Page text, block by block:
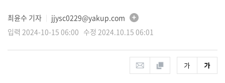
최윤수 기자
jjysc0229@yakup.com
입력 2024-10-15 06:00 수정 2024.10.15 06:01